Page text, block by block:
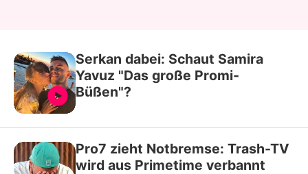
Serkan dabei: Schaut Samira
Yavuz "Das große Promi-
Büßen"?
Pro7 zieht Notbremse: Trash-TV
wird aus Primetime verbannt